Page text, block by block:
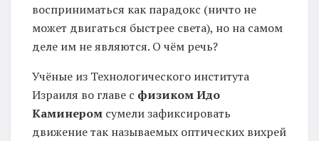
восприниматься как парадокс (ничто не
может двигаться быстрее света), но на самом
деле им не являются. О чём речь?
Учёные из Технологического института
Израиля во главе с физиком Идо
Каминером сумели зафиксировать
движение так называемых оптических вихрей